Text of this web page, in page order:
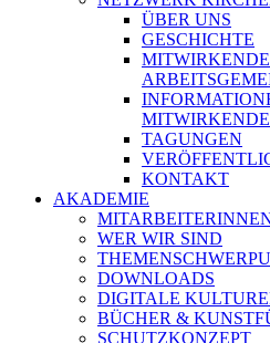
ÜBER UNS
GESCHICHTE
TAGUNGEN
KONTAKT
AKADEMIE
WER WIR SIND
DOWNLOADS
DIGITALE
BÜCHER &
SCHUTZKONZEPT